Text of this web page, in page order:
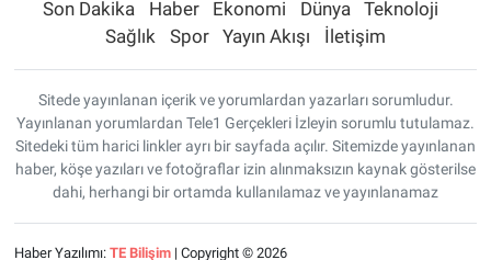
Son Dakika Haber Ekonomi Dünya
Teknoloji
Sağlık
Spor Yayın Akışı İletişim
Sitede yayınlanan içerik ve yorumlardan yazarları sorumludur.
Yayınlanan yorumlardan Tele1 Gerçekleri İzleyin sorumlu tutulamaz.
Sitedeki tüm harici linkler ayrı bir sayfada açılır. Sitemizde yayınlanan
haber, köşe yazıları ve fotoğraflar izin alınmaksızın kaynak gösterilse
dahi, herhangi bir ortamda kullanılamaz ve yayınlanamaz
Haber Yazılımı: TE Bilişim| Copyright © 2026